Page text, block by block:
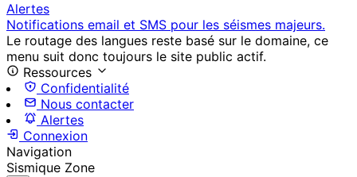
Alertes
Notifications email et SMS pour les séismes majeurs.
Le routage des langues reste basé sur le domaine, ce
menu suit donc toujours le site public actif.
Ressources
Confidentialité
Nous contacter
Alertes
Connexion
Navigation
Sismique Zone